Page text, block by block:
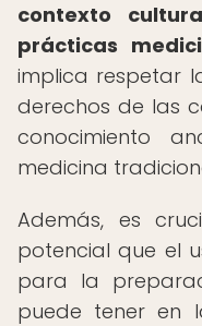
contexto
prácticas
implica respetar
derechos de las
conocimiento
medicina
Además, es
potencial que el
para la
puede tener en